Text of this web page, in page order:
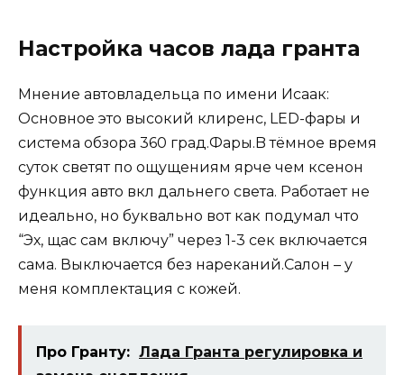
Настройка часов лада гранта
Мнение автовладельца по имени Исаак:
Основное это высокий клиренс, LED-фары и
система обзора 360 град.Фары.B тёмное время
суток светят по ощущениям ярче чем ксенон
функция авто вкл дальнего света. Работает не
идеально, но буквально вот как подумал что
“Эх, щас сам включу” через 1-3 сек включается
сама. Выключается без нареканий.Салон – у
меня комплектация c кожей.
Про Гранту: Лада Гранта регулировка и